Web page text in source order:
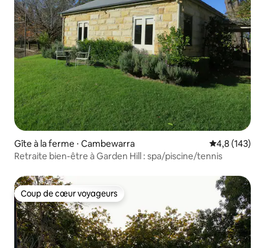
Gîte à la ferme ⋅ Cambewarra Évaluation
4,8 (143)
Retraite bien-être à Garden Hill : spa/piscine/tennis
Coup de cœur voyageurs
Coup de cœur voyageurs